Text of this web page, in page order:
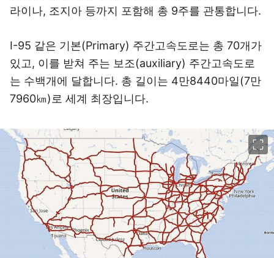
라이나, 조지아 등까지 포함해 총 9주를 관통합니다.
I-95 같은 기본(Primary) 주간고속도로는 총 70개가
있고, 이를 받쳐 주는 보조(auxiliary) 주간고속도로
는 수백개에 달합니다. 총 길이는 4만8440마일(7만
7960㎞)로 세계 최장입니다.